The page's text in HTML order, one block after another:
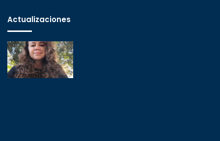
Actualizaciones